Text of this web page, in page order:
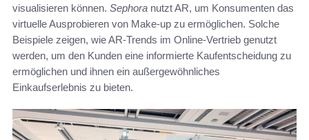
visualisieren können. Sephora nutzt AR, um Konsumenten das
virtuelle Ausprobieren von Make-up zu ermöglichen. Solche
Beispiele zeigen, wie AR-Trends im Online-Vertrieb genutzt
werden, um den Kunden eine informierte Kaufentscheidung zu
ermöglichen und ihnen ein außergewöhnliches
Einkaufserlebnis zu bieten.